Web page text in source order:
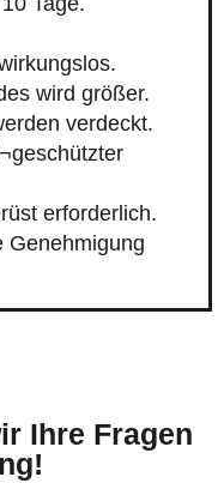
wird größer.
verdeckt.
erforderlich.
Genehmigung
Ihre Fragen